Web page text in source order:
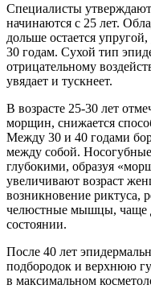
Специалисты
начинаются с 25 лет.
дольше остается
30 годам. Сухой тип
отрицательному
увядает и тускнеет.
В возрасте 25-30 лет
морщин, снижается
Между 30 и 40 годами
между собой. Носогубные
глубокими, образуя
увеличивают возраст
возникновение риктуса,
челюстные мышцы, чаще
состоянии.
После 40 лет
подбородок и верхнюю
в максимальном